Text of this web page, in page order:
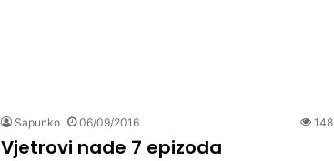
Sapunko 06/09/2016 148
Vjetrovi nade 7 epizoda